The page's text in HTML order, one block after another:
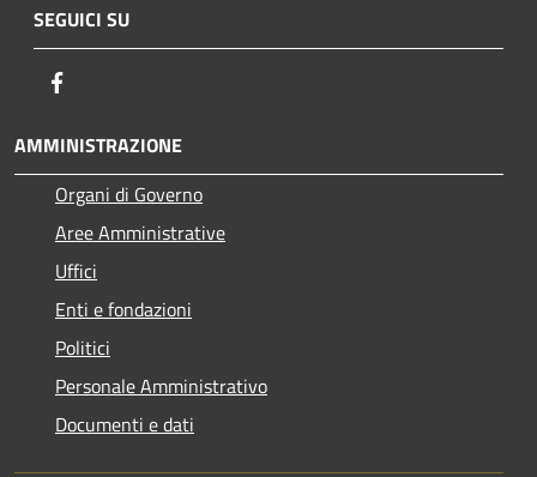
SEGUICI SU
AMMINISTRAZIONE
Organi di Governo
Aree Amministrative
Uffici
Enti e fondazioni
Politici
Personale Amministrativo
Documenti e dati